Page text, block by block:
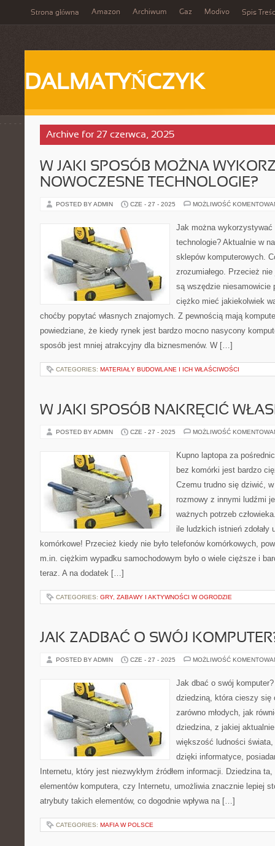
Strona główna Amazon Archiwum Gaz Modivo Spis
DALMATYŃCZYK
Archive for 27 czerwca, 2025
W JAKI SPOSÓB MOŻNA
NOWOCZESNE TECHNOLOGIE?
POSTED BY ADMIN CZE - 27 - 2025 MOŻLIWOŚĆ
Jak można wykorzystywać
technologie? Aktualnie w
sklepów komputerowych.
zrozumiałego. Przecież
są wszędzie niesamowicie
ciężko mieć jakiekolwiek
choćby popytać własnych znajomych. Z pewnością mają
powiedziane, że kiedy rynek jest bardzo mocno nasycony
sposób jest mniej atrakcyjny dla biznesmenów. W […]
CATEGORIES: MATERIAŁY BUDOWLANE I ICH WŁAŚCIWOŚCI
W JAKI SPOSÓB NAKRĘCIĆ
POSTED BY ADMIN CZE - 27 - 2025 MOŻLIWOŚĆ
Kupno laptopa za
bez komórki jest bardzo
Czemu trudno się dziwić,
rozmowy z innymi ludźmi
ważnych potrzeb
ile ludzkich istnień zdołały
komórkowe! Przecież kiedy nie było telefonów komórkowych,
m.in. ciężkim wypadku samochodowym było o wiele cięższe i
teraz. A na dodatek […]
CATEGORIES: GRY, ZABAWY I AKTYWNOŚCI W OGRODZIE
JAK ZADBAĆ O SWÓJ
POSTED BY ADMIN CZE - 27 - 2025 MOŻLIWOŚĆ
Jak dbać o swój
dziedziną, która cieszy się
zarówno młodych, jak
dziedzina, z jakiej
większość ludności
dzięki informatyce,
Internetu, który jest niezwykłym źródłem informacji. Dziedzina
elementów komputera, czy Internetu, umożliwia znacznie lepiej
atrybuty takich elementów, co dogodnie wpływa na […]
CATEGORIES: MAFIA W POLSCE